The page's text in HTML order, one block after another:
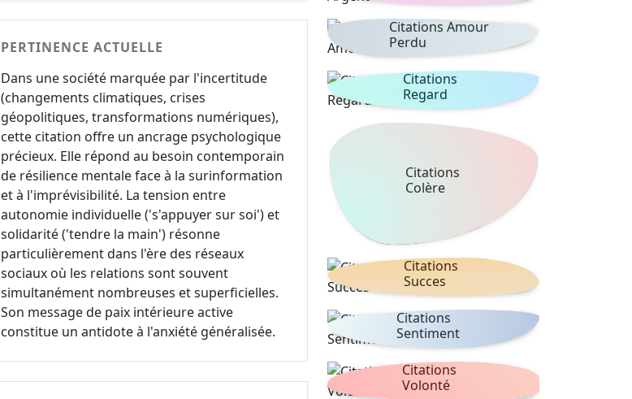
PERTINENCE ACTUELLE
Dans une société marquée par l'incertitude
(changements climatiques, crises
géopolitiques, transformations numériques),
cette citation offre un ancrage psychologique
précieux. Elle répond au besoin contemporain
de résilience mentale face à la surinformation
et à l'imprévisibilité. La tension entre
autonomie individuelle ('s'appuyer sur soi') et
solidarité ('tendre la main') résonne
particulièrement dans l'ère des réseaux
sociaux où les relations sont souvent
simultanément nombreuses et superficielles.
Son message de paix intérieure active
constitue un antidote à l'anxiété généralisée.
Citations Amour
Perdu
Citations
Regard
Citations
Colère
Citations
Succes
Citations
Sentiment
Citations
Volonté